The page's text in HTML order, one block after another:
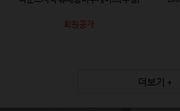
회원공개
더보기 +